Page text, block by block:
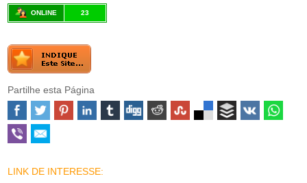
ONLINE 23
Partilhe esta Página
LINK DE INTERESSE: